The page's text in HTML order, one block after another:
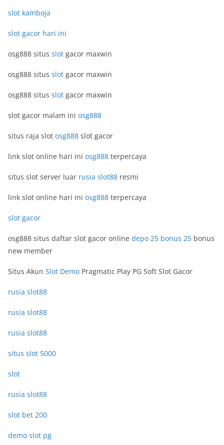
slot kamboja
slot gacor hari ini
osg888 situs slot gacor maxwin
osg888 situs slot gacor maxwin
osg888 situs slot gacor maxwin
slot gacor malam ini osg888
situs raja slot osg888 slot gacor
link slot online hari ini osg888 terpercaya
situs slot server luar rusia slot88 resmi
link slot online hari ini osg888 terpercaya
slot gacor
osg888 situs daftar slot gacor online depo 25 bonus 25 bonus
new member
Situs Akun Slot Demo Pragmatic Play PG Soft Slot Gacor
rusia slot88
rusia slot88
rusia slot88
situs slot 5000
slot
rusia slot88
slot bet 200
demo slot pg